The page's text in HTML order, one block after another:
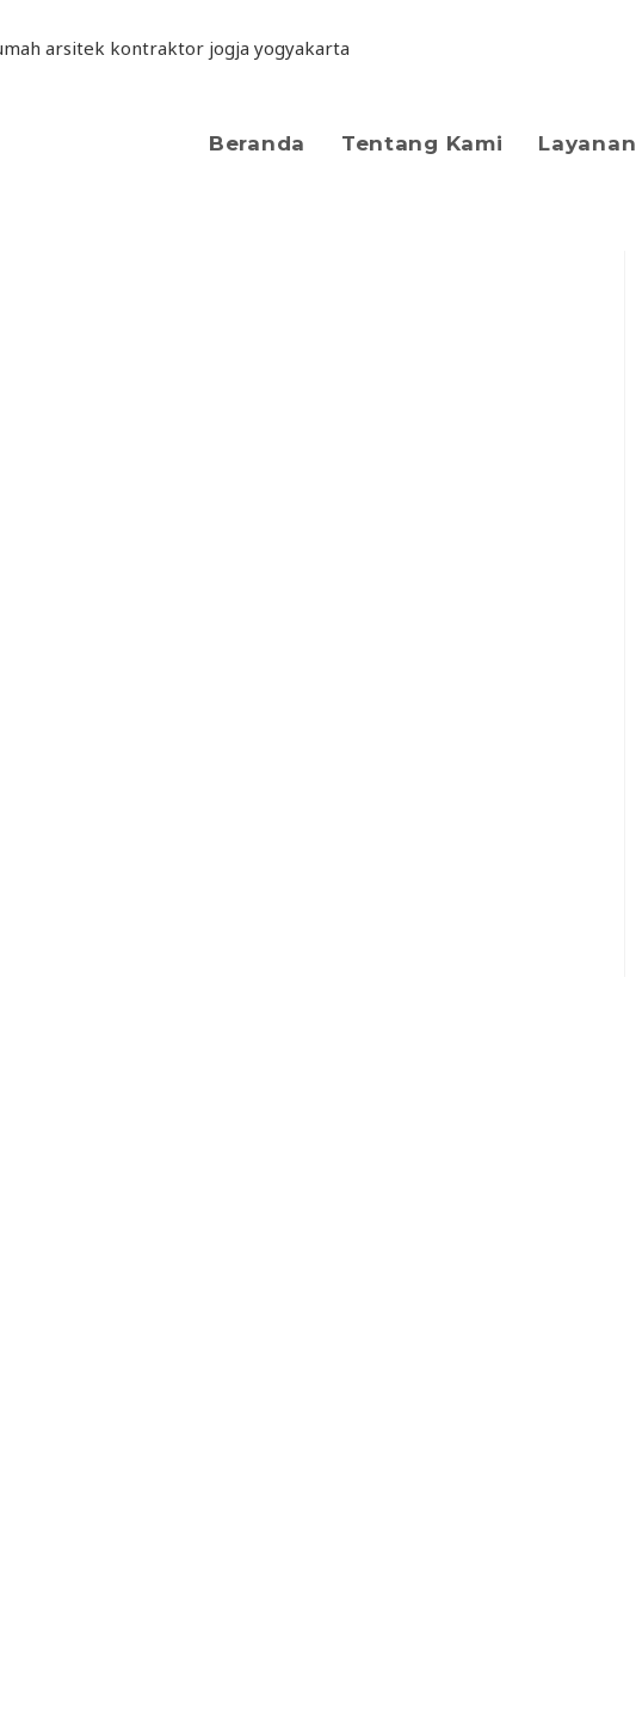
Beranda Tentang Kami Layanan